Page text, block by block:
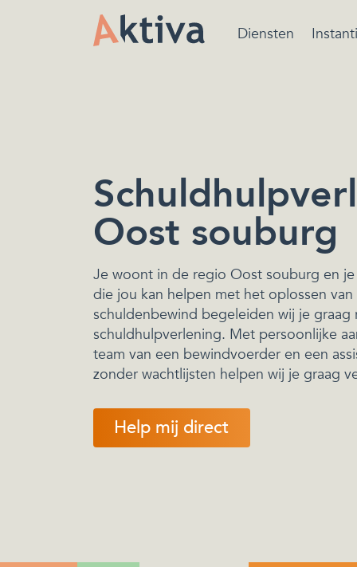
Diensten
Oost souburg
Je woont in de regio Oost souburg en
die jou kan helpen met het oplossen
schuldenbewind begeleiden wij je graag
schuldhulpverlening. Met persoonlijke
team van een bewindvoerder en een
zonder wachtlijsten helpen wij je graag
Help mij direct